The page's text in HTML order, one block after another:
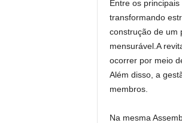
Entre os
transformando
construção de um
mensurável.A
ocorrer por meio
Além disso, a
membros.
Na mesma